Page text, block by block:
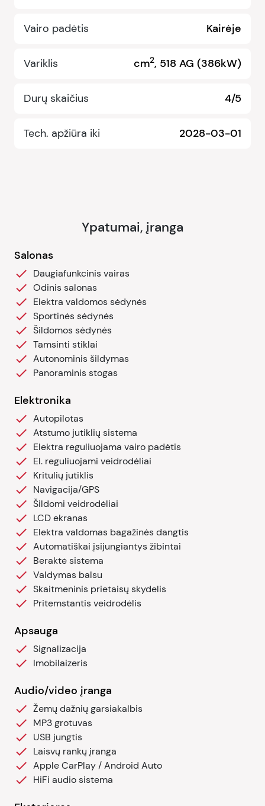
Vairo padėtis Kairėje
Variklis cm2, 518 AG (386kW)
Durų skaičius 4/5
Tech. apžiūra iki 2028-03-01
Ypatumai, įranga
Salonas
Daugiafunkcinis vairas
Odinis salonas
Elektra valdomos sėdynės
Sportinės sėdynės
Šildomos sėdynės
Tamsinti stiklai
Autonominis šildymas
Panoraminis stogas
Elektronika
Autopilotas
Atstumo jutiklių sistema
Elektra reguliuojama vairo padėtis
El. reguliuojami veidrodėliai
Kritulių jutiklis
Navigacija/GPS
Šildomi veidrodėliai
LCD ekranas
Elektra valdomas bagažinės dangtis
Automatiškai įsijungiantys žibintai
Beraktė sistema
Valdymas balsu
Skaitmeninis prietaisų skydelis
Pritemstantis veidrodėlis
Apsauga
Signalizacija
Imobilaizeris
Audio/video įranga
Žemų dažnių garsiakalbis
MP3 grotuvas
USB jungtis
Laisvų rankų įranga
Apple CarPlay / Android Auto
HiFi audio sistema